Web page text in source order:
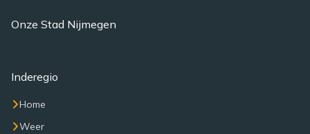
Onze Stad Nijmegen
Inderegio
Home
Weer